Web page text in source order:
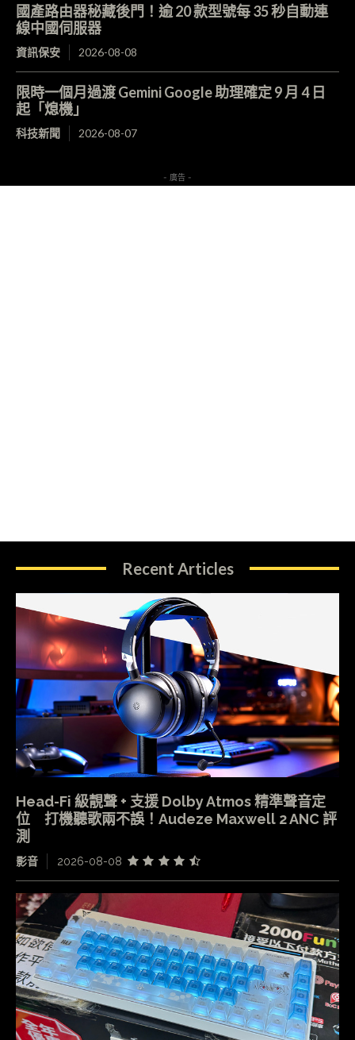
國產路由器秘藏後門！逾 20 款型號每 35 秒自動連
線中國伺服器
資訊保安 2026-08-08
限時一個月過渡 Gemini Google 助理確定 9 月 4 日
起「熄機」
科技新聞 2026-08-07
- 廣告 -
Recent Articles
Head-Fi 級靚聲 + 支援 Dolby Atmos 精準聲音定
位 打機聽歌兩不誤！Audeze Maxwell 2 ANC 評
測
影音 2026-08-08